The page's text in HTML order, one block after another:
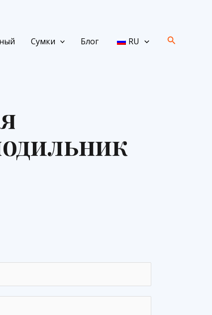
Сумки Блог RU Поиск